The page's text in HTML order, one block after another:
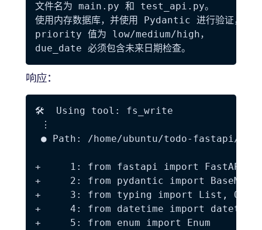
文件名为 main.py 和 test_api.py。
使用内存数据库，并使用 Pydantic 进行验证，
priority 值为 low/medium/high，
响应：
🛠️  Using tool: fs_write
⋮
● Path: /home/ubuntu/todo-fastapi/
+     1: from fastapi import FastAPI,
+     2: from pydantic import
+     3: from typing import List,
+     4: from datetime import datetime
+     5: from enum import Enum